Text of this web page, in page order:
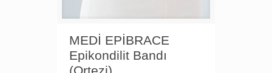
MEDİ EPİBRACE
Epikondilit Bandı